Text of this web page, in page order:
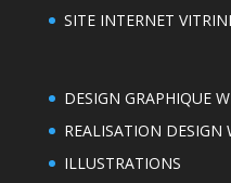
SITE INTERNET
DESIGN GRAPHIQUE
REALISATION DESIGN
ILLUSTRATIONS